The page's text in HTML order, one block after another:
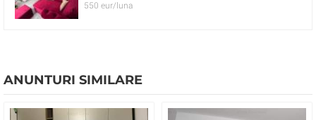
550 eur/luna
ANUNTURI SIMILARE